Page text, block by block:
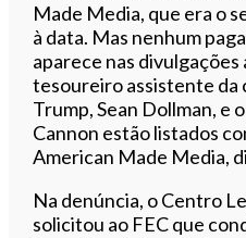
Made Media, que era o
à data. Mas nenhum
aparece nas divulgações
tesoureiro assistente da
Trump, Sean Dollman, e
Cannon estão listados
American Made Media,
Na denúncia, o Centro
solicitou ao FEC que